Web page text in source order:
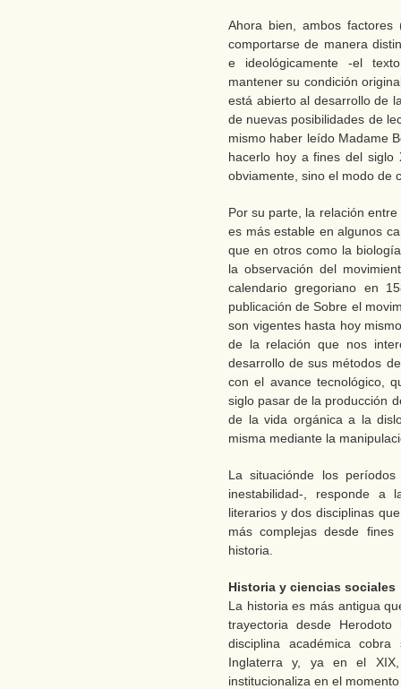
Ahora bien, ambos factores
comportarse de manera
e ideológicamente -el
mantener su condición
está abierto al desarrollo de
de nuevas posibilidades de
mismo haber leído Madame
hacerlo hoy a fines del
obviamente, sino el modo de
Por su parte, la relación
es más estable en algunos
que en otros como la
la observación del
calendario gregoriano en
publicación de Sobre el
son vigentes hasta hoy
de la relación que nos
desarrollo de sus métodos
con el avance tecnológico,
siglo pasar de la producción
de la vida orgánica a la
misma mediante la
La situaciónde los
inestabilidad-, responde a
literarios y dos disciplinas
más complejas desde
historia.
Historia y ciencias sociales
La historia es más antigua
trayectoria desde Herodoto
disciplina académica
Inglaterra y, ya en el
institucionaliza en el